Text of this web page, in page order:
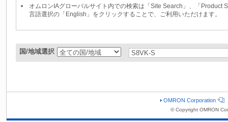
オムロンIAグローバルサイト内での検索は「Site Search」、「Product
言語選択の「English」をクリックすることで、ご利用いただけます。
国/地域選択
OMRON Corporation
© Copyright OMRON